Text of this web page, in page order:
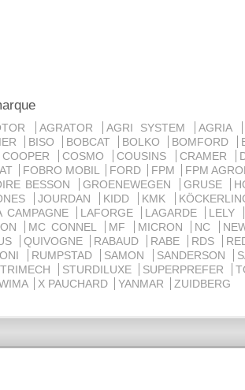
AGRATOR AGRI SYSTEM
AGRIA
BISO BOBCAT BOLKO BOMFORD
COOPER COSMO COUSINS CRAMER
FOBRO MOBIL FORD FPM
FPM
BESSON GROENEWEGEN GRUSE
JOURDAN KIDD KMK
CAMPAGNE LAFORGE LAGARDE
LELY
MC CONNEL MF MICRON NC
QUIVOGNE RABAUD RABE RDS
RUMPSTAD SAMON SANDERSON
STURDILUXE SUPERPREFER
X PAUCHARD YANMAR ZUIDBERG